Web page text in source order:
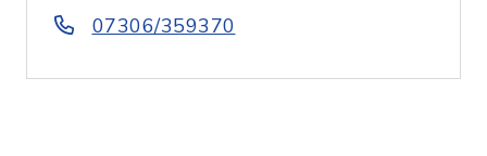
07306/359370